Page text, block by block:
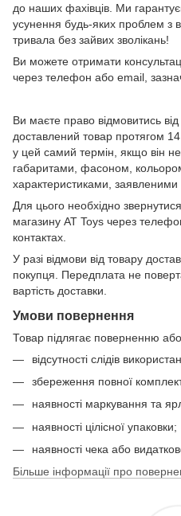
до наших фахівців. Ми
усунення будь-яких проблем
тривала без зайвих зволікань!
Ви можете отримати
через телефон або email,
Ви маєте право відмовитись
доставлений товар протягом
у цей самий термін, якщо він
габаритами, фасоном,
характеристиками, заявленими
Для цього необхідно
магазину AT Toys через
контактах.
У разі відмови від товару
покупця. Передплата не
вартість доставки.
Умови повернення
Товар підлягає поверненню
відсутності слідів
збереження повної
наявності маркування та
наявності цілісної упаковки;
наявності чека або
Більше інформації про